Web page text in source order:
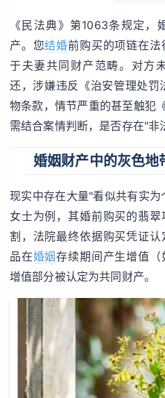
《民法典》第1063条规定
产。您结婚前购买的项链在
于夫妻共同财产范畴。对方
还，涉嫌违反《治安管理处
物条款，情节严重的甚至触犯
需结合案情判断，是否存在"非
婚姻财产中的灰色地
现实中存在大量"看似共有实
女士为例，其婚前购买的翡翠
割，法院最终依据购买凭证
品在婚姻存续期间产生增值（
增值部分被认定为共同财产。